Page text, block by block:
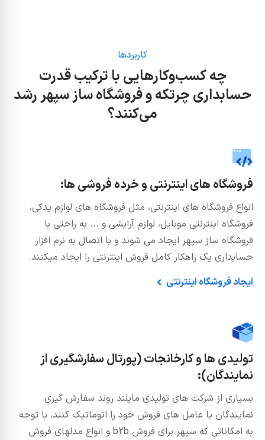
کاربردها
چه کسب‌وکارهایی با ترکیب قدرت
حسابداری چرتکه و فروشگاه ساز سپهر رشد
می‌کنند؟
فروشگاه های اینترنتی و خرده فروشی ها:
انواع فروشگاه های اینترنتی، مثل فروشگاه های لوازم یدکی،
فروشگاه اینترنتی موبایل، لوازم آرایشی و ... به راحتی با
فروشگاه ساز سپهر ایجاد می شوند و با اتصال به نرم افزار
حسابداری یک راهکار کامل فروش اینترنتی را ایجاد میکنند.
ایجاد فروشگاه اینترنتی
تولیدی ها و کارخانجات (پورتال سفارشگیری از
نمایندگان):
بسیاری از شرکت های تولیدی مایلند روند سفارش گیری
نمایندگان یا عامل های فروش خود را اتوماتیک کنند، با توجه
به امکاناتی که سپهر برای فروش b2b و انواع مدلهای فروش